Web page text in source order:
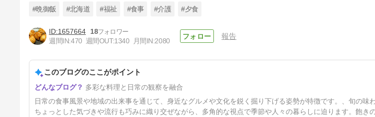
5日前
#晩御飯 #北海道 #福祉 #食事 #介護 #夕食
1657664
18
週間IN:470 週間OUT:1340 月間IN:2080
報告
このブログのここがポイント
多彩な料理と日常の観察を融合
日常の食事風景や地域の出来事を通じて、身近なグルメや文化を鋭く掘り下げる姿勢が特徴です。、旬の味
ちょっとした気づきや流行も巧みに織り交ぜながら、多角的な視点で季節や人々の暮らしに迫ります。飽き